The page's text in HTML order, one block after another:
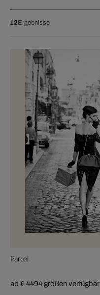
12 Ergebnisse
Parcel
ab € 4494 größen verfügbar